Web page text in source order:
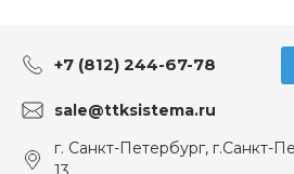
+7 (812) 244-67-78
sale@ttksistema.ru
г. Санкт-Петербург, г.Санкт-